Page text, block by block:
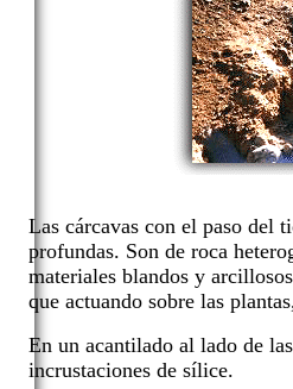
Las cárcavas con el paso del
profundas. Son de roca
materiales blandos y
que actuando sobre las
En un acantilado al lado de
incrustaciones de sílice.